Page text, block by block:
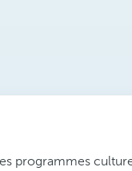
programmes